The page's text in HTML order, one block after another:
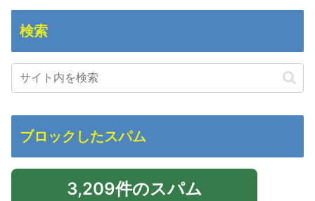
検索
ブロックしたスパム
3,209件のスパム